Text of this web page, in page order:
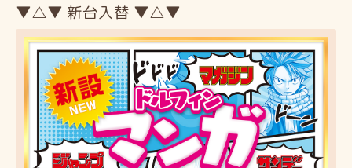
▼△▼ 新台入替 ▼△▼